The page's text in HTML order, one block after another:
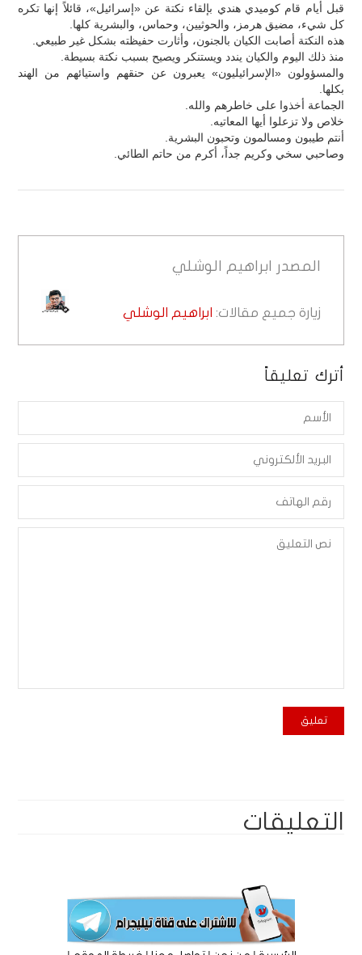
قبل أيام قام كوميدي هندي بإلقاء نكتة عن «إسرائيل»، قائلاً إنها تكره
كل شيء، مضيق هرمز، والحوثيين، وحماس، والبشرية كلها.
هذه النكتة أصابت الكيان بالجنون، وأثارت حفيظته بشكل غير طبيعي.
منذ ذلك اليوم والكيان يندد ويستنكر ويصيح بسبب نكتة بسيطة.
والمسؤولون «الإسرائيليون» يعبرون عن حنقهم واستيائهم من الهند
بكلها.
الجماعة أخذوا على خاطرهم والله.
خلاص ولا تزعلوا أيها المعاتيه.
أنتم طيبون ومسالمون وتحبون البشرية.
وصاحبي سخي وكريم جداً، أكرم من حاتم الطائي.
المصدر ابراهيم الوشلي
زيارة جميع مقالات: ابراهيم الوشلي
أترك تعليقاً
التعليقات